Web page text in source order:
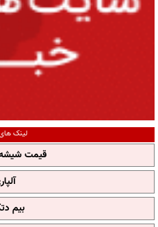
لینک
قیمت
بیم